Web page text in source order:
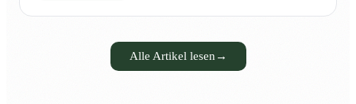
Alle Artikel lesen →